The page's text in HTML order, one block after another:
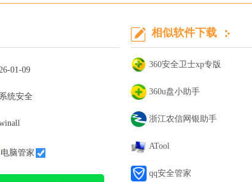
01-09
系统安全
电脑管家
相似软件下载
360安全卫士xp专版
360u盘小助手
浙江农信网银助手
ATool
qq安全管家